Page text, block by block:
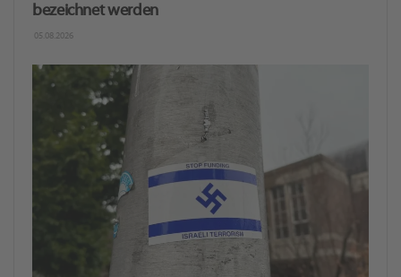
bezeichnet werden
05.08.2026